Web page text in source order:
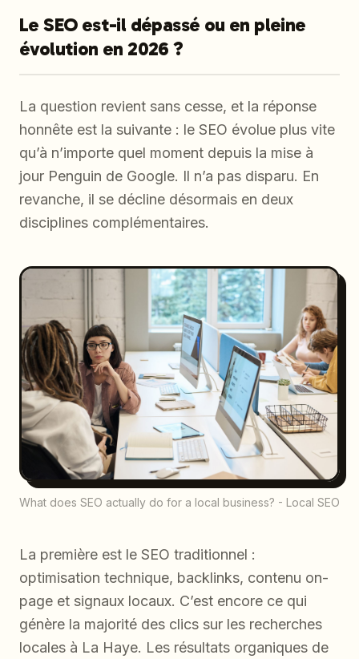
Le SEO est-il dépassé ou en pleine
évolution en 2026 ?
La question revient sans cesse, et la réponse
honnête est la suivante : le SEO évolue plus vite
qu’à n’importe quel moment depuis la mise à
jour Penguin de Google. Il n’a pas disparu. En
revanche, il se décline désormais en deux
disciplines complémentaires.
What does SEO actually do for a local business? - Local SEO
La première est le SEO traditionnel :
optimisation technique, backlinks, contenu on-
page et signaux locaux. C’est encore ce qui
génère la majorité des clics sur les recherches
locales à La Haye. Les résultats organiques de